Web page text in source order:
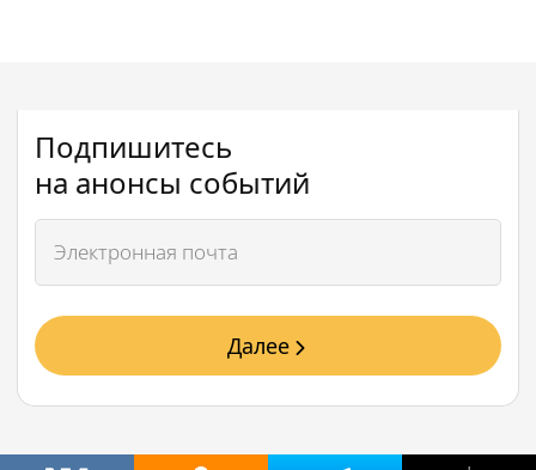
Подпишитесь
на анонсы событий
Далее